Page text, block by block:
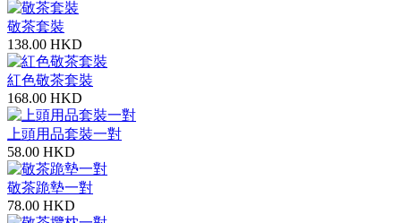
敬茶套裝
138.00 HKD
紅色敬茶套裝
168.00 HKD
上頭用品套裝一對
58.00 HKD
敬茶跪墊一對
78.00 HKD